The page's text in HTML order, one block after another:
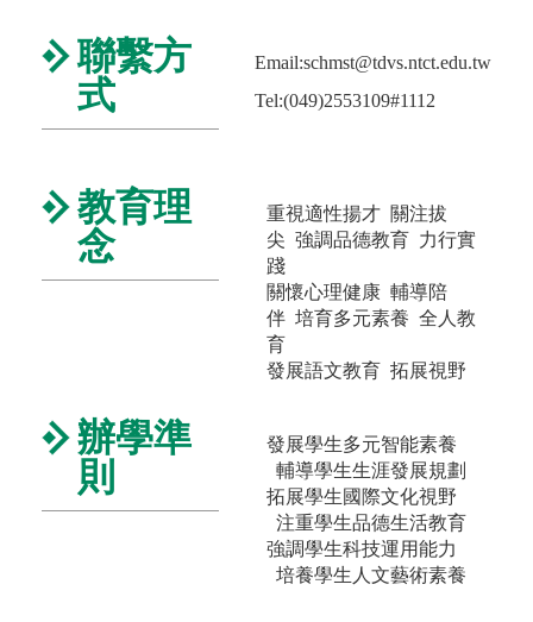
聯繫方
式
Email:schmst@tdvs.ntct.edu.tw
Tel:(049)2553109#1112
教育理
念
重視適性揚才 關注拔
尖 強調品德教育 力行實
踐
關懷心理健康 輔導陪
伴 培育多元素養 全人教
育
發展語文教育 拓展視野
辦學準
則
發展學生多元智能素養
輔導學生生涯發展規劃
拓展學生國際文化視野
注重學生品德生活教育
強調學生科技運用能力
培養學生人文藝術素養